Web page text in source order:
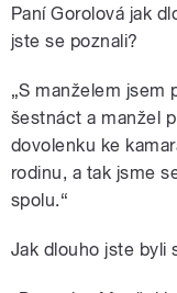
Paní Gorolová jak
jste se poznali?
„S manželem jsem
šestnáct a manžel
dovolenku ke
rodinu, a tak jsme
spolu.“
Jak dlouho jste byli